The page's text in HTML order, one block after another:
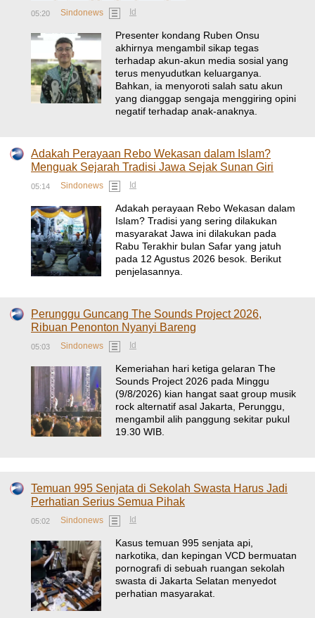
05:20 Sindonews Id
Presenter kondang Ruben Onsu
akhirnya mengambil sikap tegas
terhadap akun-akun media sosial yang
terus menyudutkan keluarganya.
Bahkan, ia menyoroti salah satu akun
yang dianggap sengaja menggiring opini
negatif terhadap anak-anaknya.
Adakah Perayaan Rebo Wekasan dalam Islam?
Menguak Sejarah Tradisi Jawa Sejak Sunan Giri
05:14 Sindonews Id
Adakah perayaan Rebo Wekasan dalam
Islam? Tradisi yang sering dilakukan
masyarakat Jawa ini dilakukan pada
Rabu Terakhir bulan Safar yang jatuh
pada 12 Agustus 2026 besok. Berikut
penjelasannya.
Perunggu Guncang The Sounds Project 2026,
Ribuan Penonton Nyanyi Bareng
05:03 Sindonews Id
Kemeriahan hari ketiga gelaran The
Sounds Project 2026 pada Minggu
(9/8/2026) kian hangat saat group musik
rock alternatif asal Jakarta, Perunggu,
mengambil alih panggung sekitar pukul
19.30 WIB.
Temuan 995 Senjata di Sekolah Swasta Harus Jadi
Perhatian Serius Semua Pihak
05:02 Sindonews Id
Kasus temuan 995 senjata api,
narkotika, dan kepingan VCD bermuatan
pornografi di sebuah ruangan sekolah
swasta di Jakarta Selatan menyedot
perhatian masyarakat.